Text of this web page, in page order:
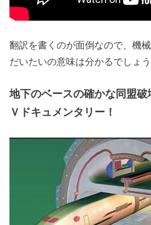
翻訳を書くのが面倒なので、機
だいたいの意味は分かるでしょう
地下のベースの確かな同盟破
Ｖドキュメンタリー！